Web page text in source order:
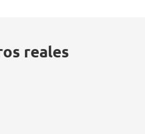
reales